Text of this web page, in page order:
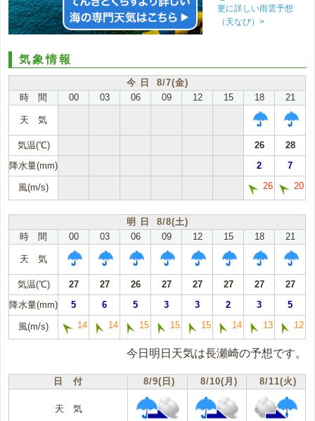
更に詳しい雨雲予想
（天なび）>
気象情報
今 日 8/7(金)
時 間
00 03 06 09 12 15 18 21
天 気
気温(℃) 26
28
降水量(mm)
2 7
風(m/s) 26 20
明 日 8/8(土)
時 間
00 03 06 09 12 15 18 21
天 気
気温(℃) 27 27 26 27 27 27 27
27
降水量(mm)
5 6 5 3 3 2 3 5
風(m/s) 14 14 15 15 15 14 13 12
今日明日天気は長瀬崎の予想です。
日 付 8/9(日) 8/10(月) 8/11(火)
天 気